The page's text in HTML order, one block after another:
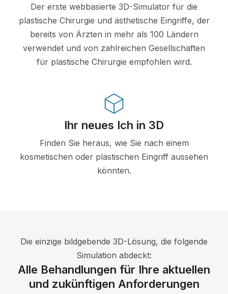
Der erste webbasierte 3D-Simulator für die
plastische Chirurgie und ästhetische Eingriffe, der
bereits von Ärzten in mehr als 100 Ländern
verwendet und von zahlreichen Gesellschaften
für plastische Chirurgie empfohlen wird.
Ihr neues Ich in 3D
Finden Sie heraus, wie Sie nach einem
kosmetischen oder plastischen Eingriff aussehen
könnten.
Die einzige bildgebende 3D-Lösung, die folgende
Simulation abdeckt:
Alle Behandlungen für Ihre aktuellen
und zukünftigen Anforderungen